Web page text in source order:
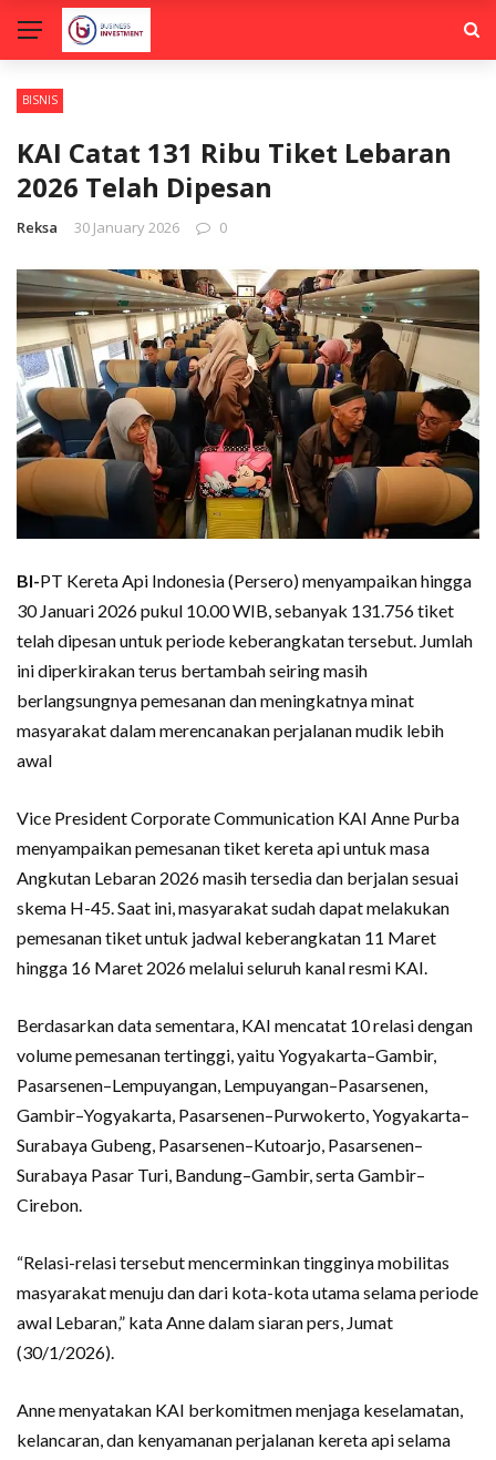
BISNIS
KAI Catat 131 Ribu Tiket Lebaran
2026 Telah Dipesan
Reksa 30 January 2026 0
BI-PT Kereta Api Indonesia (Persero) menyampaikan hingga
30 Januari 2026 pukul 10.00 WIB, sebanyak 131.756 tiket
telah dipesan untuk periode keberangkatan tersebut. Jumlah
ini diperkirakan terus bertambah seiring masih
berlangsungnya pemesanan dan meningkatnya minat
masyarakat dalam merencanakan perjalanan mudik lebih
awal
Vice President Corporate Communication KAI Anne Purba
menyampaikan pemesanan tiket kereta api untuk masa
Angkutan Lebaran 2026 masih tersedia dan berjalan sesuai
skema H-45. Saat ini, masyarakat sudah dapat melakukan
pemesanan tiket untuk jadwal keberangkatan 11 Maret
hingga 16 Maret 2026 melalui seluruh kanal resmi KAI.
Berdasarkan data sementara, KAI mencatat 10 relasi dengan
volume pemesanan tertinggi, yaitu Yogyakarta–Gambir,
Pasarsenen–Lempuyangan, Lempuyangan–Pasarsenen,
Gambir–Yogyakarta, Pasarsenen–Purwokerto, Yogyakarta–
Surabaya Gubeng, Pasarsenen–Kutoarjo, Pasarsenen–
Surabaya Pasar Turi, Bandung–Gambir, serta Gambir–
Cirebon.
“Relasi-relasi tersebut mencerminkan tingginya mobilitas
masyarakat menuju dan dari kota-kota utama selama periode
awal Lebaran,” kata Anne dalam siaran pers, Jumat
(30/1/2026).
Anne menyatakan KAI berkomitmen menjaga keselamatan,
kelancaran, dan kenyamanan perjalanan kereta api selama